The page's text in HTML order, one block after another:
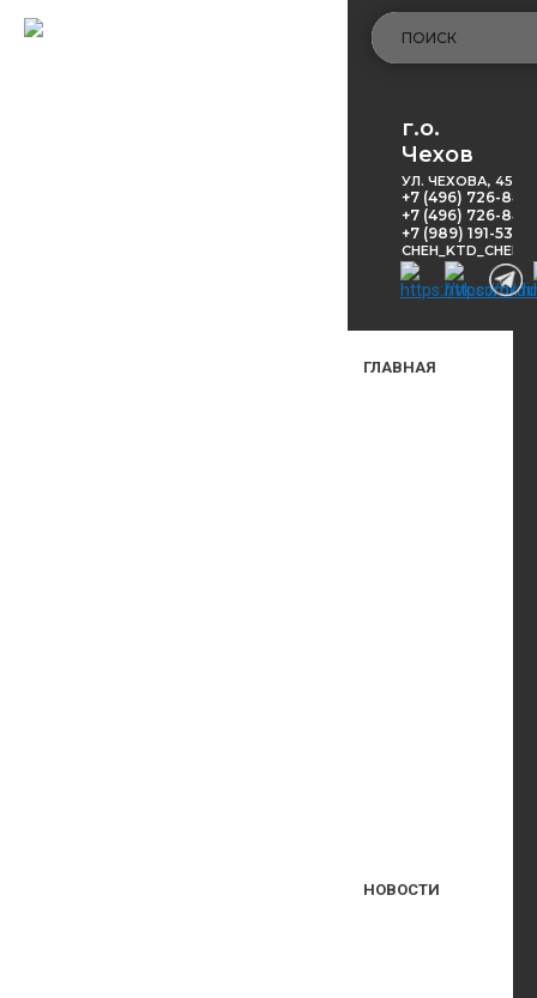
г.о.
Чехов
УЛ. ЧЕХОВА, 45
+7 (496) 726-
+7 (496) 726-
+7 (989) 191-53-
ГЛАВНАЯ
НОВОСТИ